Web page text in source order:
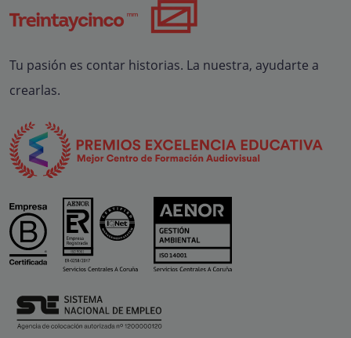
Tu pasión es contar historias. La nuestra, ayudarte a
crearlas.